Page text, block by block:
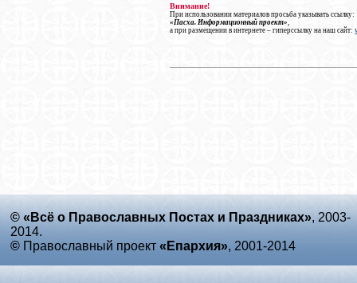
Внимание!
При использовании материалов просьба указывать ссылку:
«Пасха. Информационный проект»
а при размещении в интернете – гиперссылку на наш сайт:
© «Всё о Православных Постах и Праздниках», 2003-
2014.
© Православный проект «Епархия», 2001-2014